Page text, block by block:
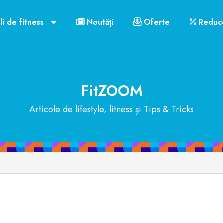
de fitness Noutăți Oferte
FitZOOM
Articole de lifestyle, fitness și Tips & Tricks